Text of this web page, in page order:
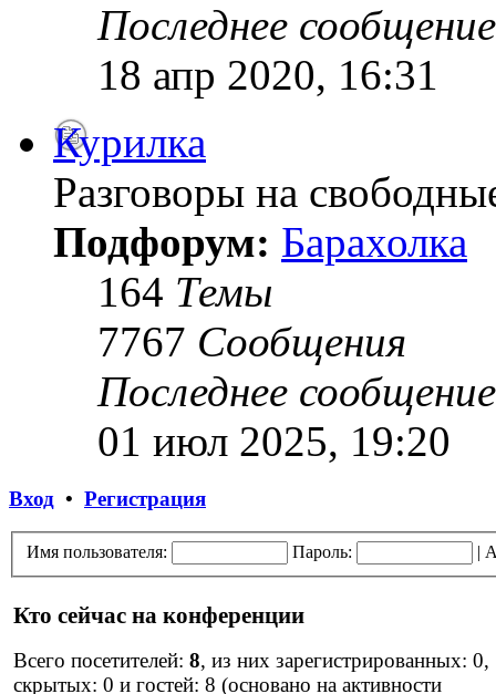
Последнее сообщение
18 апр 2020, 16:31
Курилка
Разговоры на
Подфорум: Барахолка
164 Темы
7767 Сообщения
Последнее сообщение
01 июл 2025, 19:20
Вход • Регистрация
Имя пользователя: Пароль: |
Кто сейчас на конференции
Всего посетителей: 8, из них зарегистрированных: 0,
скрытых: 0 и гостей: 8 (основано на активности